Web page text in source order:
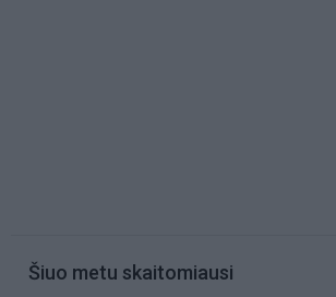
Šiuo metu skaitomiausi